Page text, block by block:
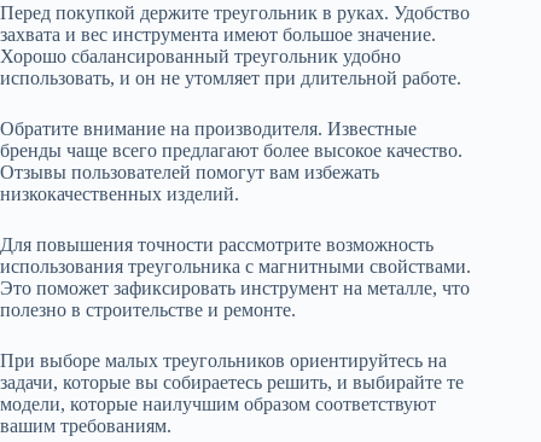
Перед покупкой держите треугольник в руках. Удобство
захвата и вес инструмента имеют большое значение.
Хорошо сбалансированный треугольник удобно
использовать, и он не утомляет при длительной работе.
Обратите внимание на производителя. Известные
бренды чаще всего предлагают более высокое качество.
Отзывы пользователей помогут вам избежать
низкокачественных изделий.
Для повышения точности рассмотрите возможность
использования треугольника с магнитными свойствами.
Это поможет зафиксировать инструмент на металле, что
полезно в строительстве и ремонте.
При выборе малых треугольников ориентируйтесь на
задачи, которые вы собираетесь решить, и выбирайте те
модели, которые наилучшим образом соответствуют
вашим требованиям.